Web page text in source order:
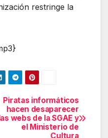
restringe la
Piratas informáticos
hacen desaparecer
webs de la SGAE y
el Ministerio de
Cultura